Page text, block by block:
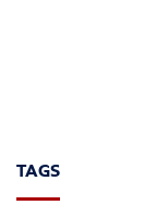
TAGS